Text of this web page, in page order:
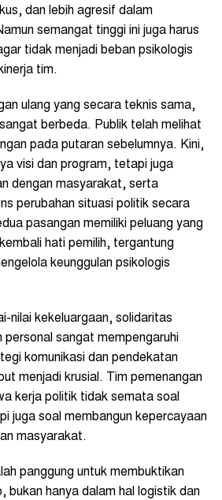
dan lebih agresif dalam
semangat tinggi ini juga harus
tidak menjadi beban psikologis
tim.
ulang yang secara teknis sama,
berbeda. Publik telah melihat
pada putaran sebelumnya. Kini,
visi dan program, tetapi juga
dengan masyarakat, serta
perubahan situasi politik secara
pasangan memiliki peluang yang
hati pemilih, tergantung
keunggulan psikologis
nilai kekeluargaan, solidaritas
sangat mempengaruhi
komunikasi dan pendekatan
menjadi krusial. Tim pemenangan
kerja politik tidak semata soal
juga soal membangun kepercayaan
masyarakat.
panggung untuk membuktikan
bukan hanya dalam hal logistik dan